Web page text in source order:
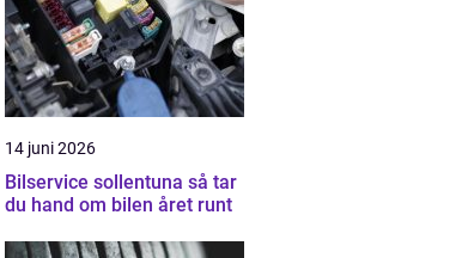
14 juni 2026
Bilservice sollentuna så tar
du hand om bilen året runt